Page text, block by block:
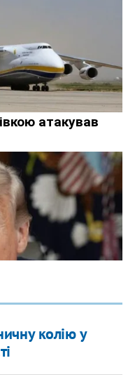
колію у